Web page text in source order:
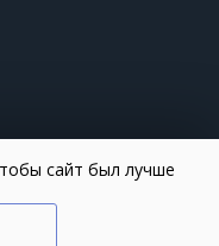
сайт был лучше